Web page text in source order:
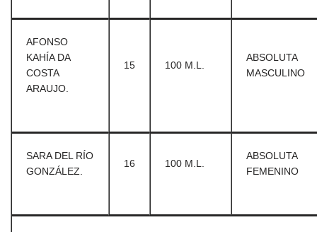
AFONSO
KAHÍA DA
COSTA
ARAUJO.
15 100 M.L.
ABSOLUTA
MASCULINO
SARA DEL RÍO
GONZÁLEZ.
16 100 M.L.
ABSOLUTA
FEMENINO